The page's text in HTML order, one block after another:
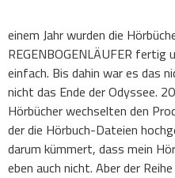
einem Jahr wurden die
REGENBOGENLÄUFER
einfach. Bis dahin war es das
nicht das Ende der Odyssee.
Hörbücher wechselten den
der die Hörbuch-Dateien
darum kümmert, dass mein
eben auch nicht. Aber der